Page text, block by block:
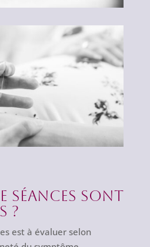
séances sont
?
est à évaluer selon